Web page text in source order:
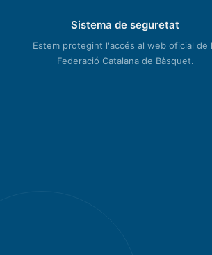
Sistema de seguretat
Estem protegint l'accés al web oficial de
Federació Catalana de Bàsquet.